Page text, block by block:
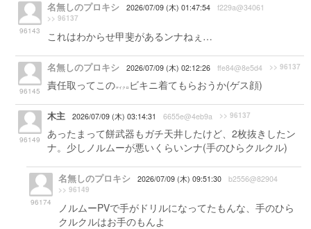
96143
名無しのプロキシ 2026/07/09 (木) 01:47:54 f229a@34061
>> 96137
これはわからせ甲斐があるンナねぇ…
96145
名無しのプロキシ 2026/07/09 (木) 02:12:26 ffe84@8e5d4 >> 96137
責任取ってこのマイクロ ビキニ着てもらおうか(ゲス顔)
96149
木主 2026/07/09 (木) 03:14:31 6655e@4eb9a >> 96137
あったまって餅武器もガチ天井したけど、2枚抜きしたン
ナ。少しノルムーが悪いくらいンナ(手のひらクルクル)
96174
名無しのプロキシ 2026/07/09 (木) 09:51:30 b2556@82904
>> 96149
ノルムーPVで手がドリルになってたもんな、手のひら
クルクルはお手のもんよ